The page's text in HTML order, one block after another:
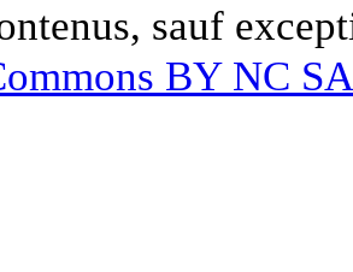
sauf
BY NC SA